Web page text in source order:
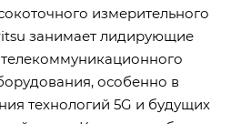
измерительного
занимает лидирующие
особенно в
технологий 5G и будущих